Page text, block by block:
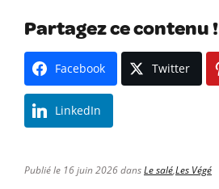
Partagez ce contenu !
Facebook Twitter
LinkedIn
Publié le 16 juin 2026 dansLe salé,Les Végé